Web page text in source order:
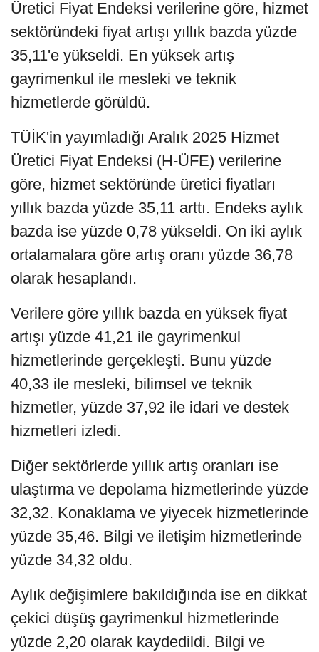
Üretici Fiyat Endeksi verilerine göre, hizmet
sektöründeki fiyat artışı yıllık bazda yüzde
35,11'e yükseldi. En yüksek artış
gayrimenkul ile mesleki ve teknik
hizmetlerde görüldü.
TÜİK'in yayımladığı Aralık 2025 Hizmet
Üretici Fiyat Endeksi (H-ÜFE) verilerine
göre, hizmet sektöründe üretici fiyatları
yıllık bazda yüzde 35,11 arttı. Endeks aylık
bazda ise yüzde 0,78 yükseldi. On iki aylık
ortalamalara göre artış oranı yüzde 36,78
olarak hesaplandı.
Verilere göre yıllık bazda en yüksek fiyat
artışı yüzde 41,21 ile gayrimenkul
hizmetlerinde gerçekleşti. Bunu yüzde
40,33 ile mesleki, bilimsel ve teknik
hizmetler, yüzde 37,92 ile idari ve destek
hizmetleri izledi.
Diğer sektörlerde yıllık artış oranları ise
ulaştırma ve depolama hizmetlerinde yüzde
32,32. Konaklama ve yiyecek hizmetlerinde
yüzde 35,46. Bilgi ve iletişim hizmetlerinde
yüzde 34,32 oldu.
Aylık değişimlere bakıldığında ise en dikkat
çekici düşüş gayrimenkul hizmetlerinde
yüzde 2,20 olarak kaydedildi. Bilgi ve